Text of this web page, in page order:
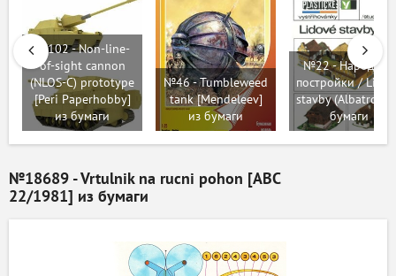
№102 - Non-line-
of-sight cannon
(NLOS-C) prototype
[Peri Paperhobby]
из бумаги
№46 - Tumbleweed
tank [Mendeleev]
из бумаги
№22 - Народные
постройки /
stavby (Albatros)
бумаги
№18689 - Vrtulnik na rucni pohon [ABC
22/1981] из бумаги